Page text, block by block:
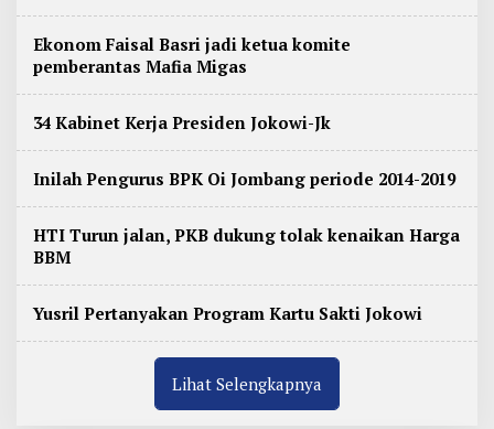
T
i
m
u
r
Ekonom Faisal Basri jadi ketua komite
pemberantas Mafia Migas
34 Kabinet Kerja Presiden Jokowi-Jk
Inilah Pengurus BPK Oi Jombang periode 2014-2019
HTI Turun jalan, PKB dukung tolak kenaikan Harga
BBM
Yusril Pertanyakan Program Kartu Sakti Jokowi
Lihat Selengkapnya